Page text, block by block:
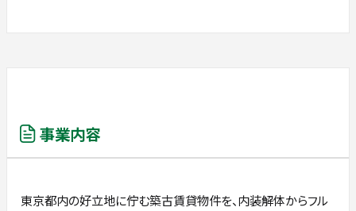
事業内容
東京都内の好立地に佇む築古賃貸物件を、内装解体からフル